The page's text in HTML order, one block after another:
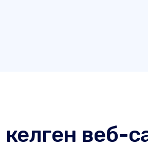
келген